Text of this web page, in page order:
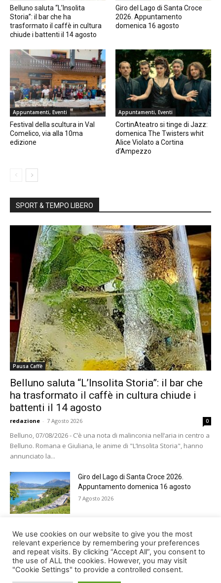
Belluno saluta “L’Insolita
Storia”: il bar che ha
trasformato il caffè in cultura
chiude i battenti il 14 agosto
Giro del Lago di Santa Croce
2026. Appuntamento
domenica 16 agosto
Appuntamenti, Eventi
Festival della scultura in Val
Comelico, via alla 10ma
edizione
Appuntamenti, Eventi
CortinAteatro si tinge di Jazz:
domenica The Twisters whit
Alice Violato a Cortina
d’Ampezzo
SPORT & TEMPO LIBERO
Pausa Caffè
Belluno saluta “L’Insolita Storia”: il bar che
ha trasformato il caffè in cultura chiude i
battenti il 14 agosto
redazione - 7 Agosto 2026 0
Belluno, 07/08/2026 - C’è una nota di malinconia nell’aria in centro a
Belluno. Romana e Giuliana, le anime di "L’Insolita Storia", hanno
annunciato la...
Giro del Lago di Santa Croce 2026.
Appuntamento domenica 16 agosto
7 Agosto 2026
Belluno rende omaggio ai cugini
Alessandro e Andrea Bristot
6 Agosto 2026
We use cookies on our website to give you the most
relevant experience by remembering your preferences
and repeat visits. By clicking “Accept All”, you consent to
the use of ALL the cookies. However, you may visit
"Cookie Settings" to provide a controlled consent.